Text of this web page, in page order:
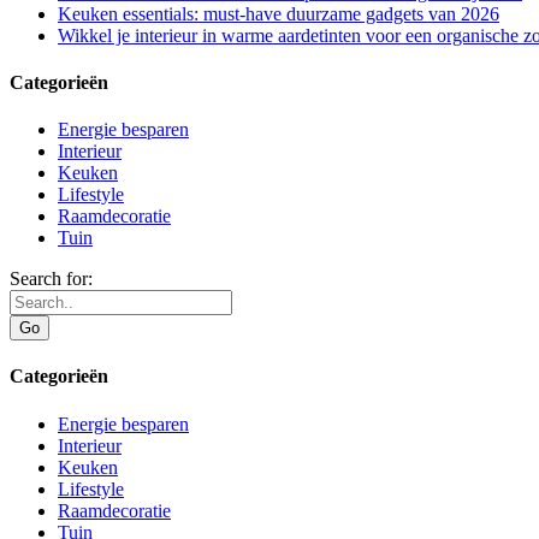
Keuken essentials: must-have duurzame gadgets van 2026
Wikkel je interieur in warme aardetinten voor een organische
Categorieën
Energie besparen
Interieur
Keuken
Lifestyle
Raamdecoratie
Tuin
Search for:
Categorieën
Energie besparen
Interieur
Keuken
Lifestyle
Raamdecoratie
Tuin